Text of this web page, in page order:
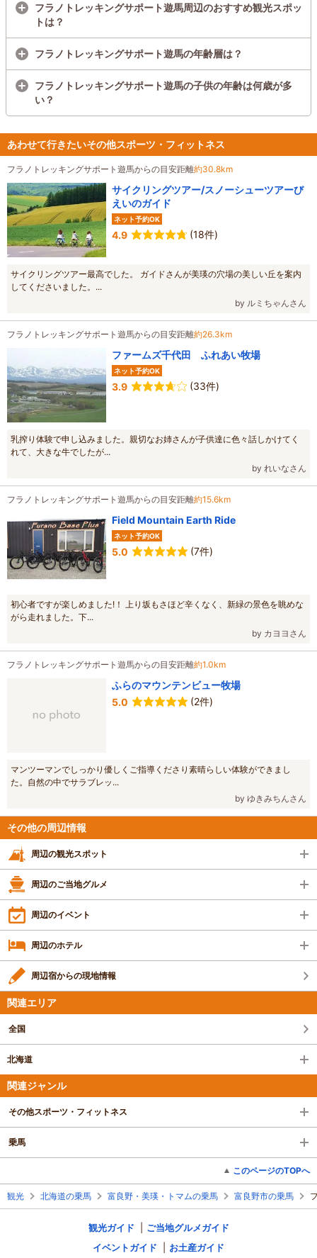
フラノトレッキングサポート遊馬周辺のおすすめ観光スポッ
トは？
フラノトレッキングサポート遊馬の年齢層は？
フラノトレッキングサポート遊馬の子供の年齢は何歳が多
い？
あわせて行きたいその他スポーツ・フィットネス
フラノトレッキングサポート遊馬からの目安距離約30.8km
サイクリングツアー/スノーシューツアーび
えいのガイド
ネット予約OK
4.9 (18件)
サイクリングツアー最高でした。 ガイドさんが美瑛の穴場の美しい丘を案内
してくださいました。...
by ルミちゃんさん
フラノトレッキングサポート遊馬からの目安距離約26.3km
ファームズ千代田 ふれあい牧場
ネット予約OK
3.9 (33件)
乳搾り体験で申し込みました。親切なお姉さんが子供達に色々話しかけてく
れて、大きな牛でしたが...
by れいなさん
フラノトレッキングサポート遊馬からの目安距離約15.6km
Field Mountain Earth Ride
ネット予約OK
5.0 (7件)
初心者ですが楽しめました!！ 上り坂もさほど辛くなく、新緑の景色を眺めな
がら走れました。下...
by カヨヨさん
フラノトレッキングサポート遊馬からの目安距離約1.0km
ふらのマウンテンビュー牧場
5.0
(2件)
マンツーマンでしっかり優しくご指導くださり素晴らしい体験ができまし
た。自然の中でサラブレッ...
by ゆきみちんさん
その他の周辺情報
周辺の観光スポット
周辺のご当地グルメ
周辺のイベント
周辺のホテル
周辺宿からの現地情報
関連エリア
全国
北海道
関連ジャンル
その他スポーツ・フィットネス
乗馬
このページのTOPへ
観光 北海道の乗馬 富良野・美瑛・トマムの乗馬 富良野市の乗馬
観光ガイド
ご当地グルメガイド
イベントガイド
お土産ガイド